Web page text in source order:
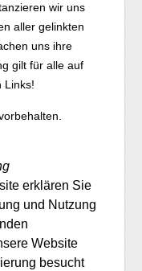
wir uns
aller gelinkten
uns ihre
gilt für alle auf
Links!
erklären Sie
und Nutzung
Website
besucht